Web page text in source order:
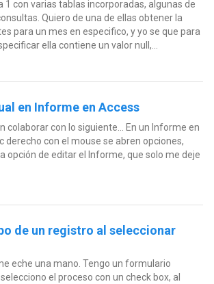
1 con varias tablas incorporadas, algunas de
Quiero de una de ellas obtener la
para un mes en especifico, y yo se que para
ella contiene un valor null,...
en Informe en Access
colaborar con lo siguiente... En un Informe en
derecho con el mouse se abren opciones,
opción de editar el Informe, que solo me deje
de un registro al seleccionar
eche una mano. Tengo un formulario
el proceso con un check box, al